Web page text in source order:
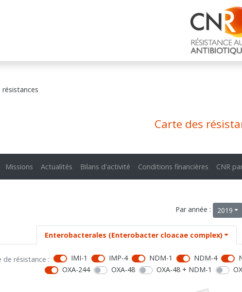
Carte des
Missions Actualités Bilans d'activité Conditions financières CNR
Par année : 2019
Enterobacterales (Enterobacter cloacae complex)
de résistance : IMI-1 IMP-4 NDM-1 NDM-4
OXA-244
OXA-48 OXA-48 + NDM-1